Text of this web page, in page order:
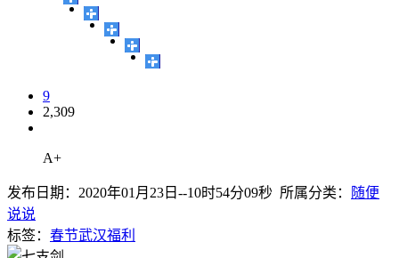
9
2,309
A+
发布日期：2020年01月23日--10时54分09秒 所属分类：
随便
说说
标签： 春节武汉福利